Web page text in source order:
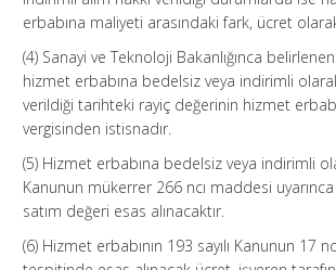
erbabına maliyeti arasındaki fark, ücret
(4) Sanayi ve Teknoloji Bakanlığınca
hizmet erbabına bedelsiz veya indirimli
verildiği tarihteki rayiç değerinin hizmet
vergisinden istisnadır.
(5) Hizmet erbabına bedelsiz veya indirimli
Kanunun mükerrer 266 ncı maddesi
satım değeri esas alınacaktır.
(6) Hizmet erbabının 193 sayılı Kanunun